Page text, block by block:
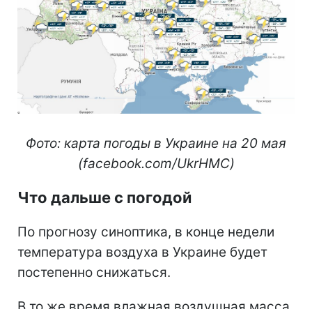
Фото: карта погоды в Украине на 20 мая
(facebook.com/UkrHMC)
Что дальше с погодой
По прогнозу синоптика, в конце недели
температура воздуха в Украине будет
постепенно снижаться.